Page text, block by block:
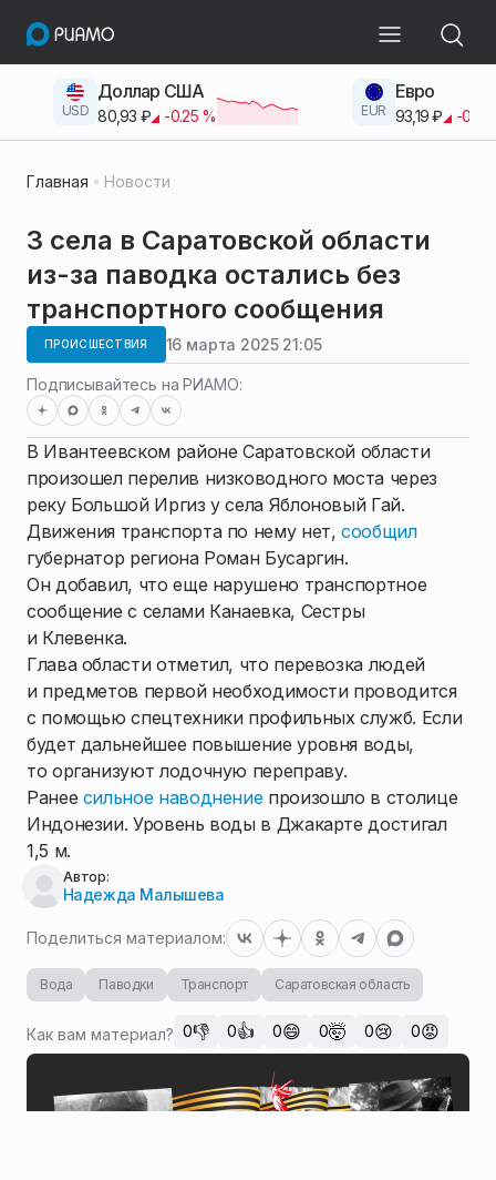
USD
Доллар США
80,93 ₽ -0.25% EUR
Евро
93,19 ₽ -0.42
Главная Новости
3 села в Саратовской области
из-за паводка остались без
транспортного сообщения
ПРОИСШЕСТВИЯ 16 марта 2025 21:05
Подписывайтесь на РИАМО:
В Ивантеевском районе Саратовской области
произошел перелив низководного моста через
реку Большой Иргиз у села Яблоновый Гай.
Движения транспорта по нему нет,сообщил
губернатор региона Роман Бусаргин.
Он добавил, что еще нарушено транспортное
сообщение с селами Канаевка, Сестры
и Клевенка.
Глава области отметил, что перевозка людей
и предметов первой необходимости проводится
с помощью спецтехники профильных служб. Если
будет дальнейшее повышение уровня воды,
то организуют лодочную переправу.
Ранее сильное наводнениепроизошло в столице
Индонезии. Уровень воды в Джакарте достигал
1,5 м.
Автор:
Надежда Малышева
Поделиться материалом:
Вода Паводки Транспорт Саратовская область
Как вам материал? 0👎 0👍 0😄 0🤯 0😢 0😡